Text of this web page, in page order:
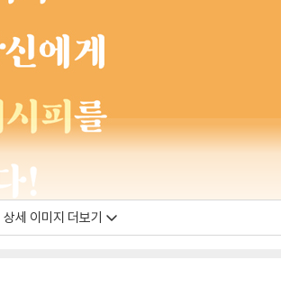
상세 이미지 더보기